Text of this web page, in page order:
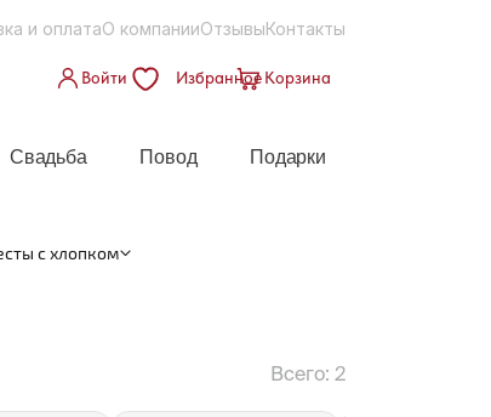
и оплатаО компанииОтзывыКонтакты
Войти ИзбранноеКорзина
Свадьба Повод Подарки
с хлопком
Всего: 2